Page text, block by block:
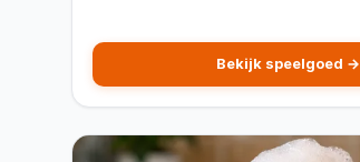
Bekijk speelgoed →